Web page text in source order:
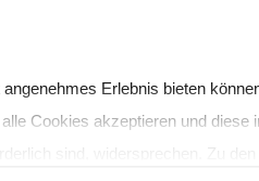
Erlebnis bieten
Cookies akzeptieren und diese
Basis DZ, ZiTyp A,
Ganztägig Softdrinks von
Bunny's Waterworld).